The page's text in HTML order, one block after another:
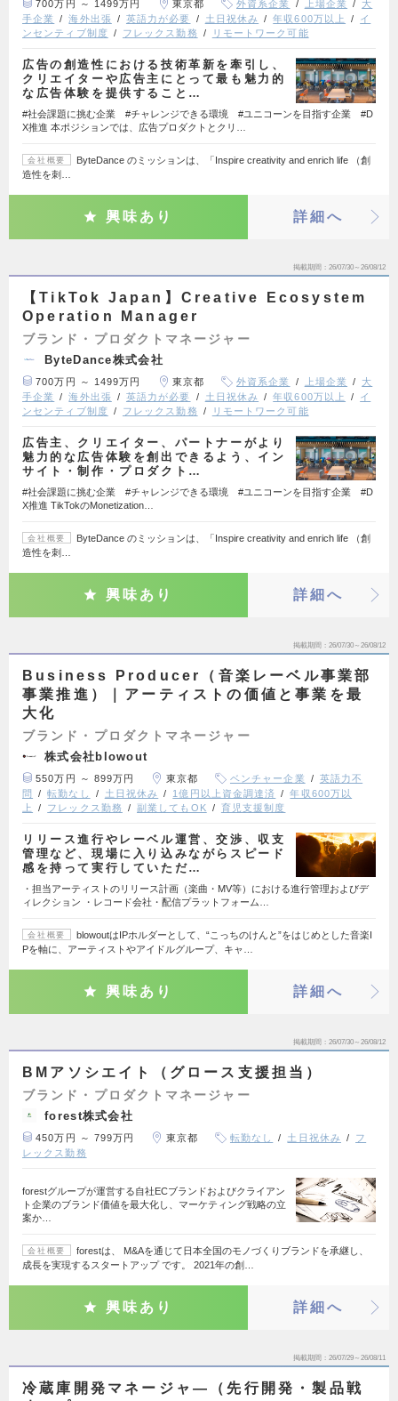
700万円 ～ 1499万円 東京都 外資系企業 上場企業
大
手企業
海外出張 英語力が必要 土日祝休み 年収600万以上
イ
ンセンティブ制度
フレックス勤務 リモートワーク可能
広告の創造性における技術革新を牽引し、
クリエイターや広告主にとって最も魅力的
な広告体験を提供すること…
#社会課題に挑む企業 #チャレンジできる環境 #ユニコーンを目指す企業 #D
X推進 本ポジションでは、広告プロダクトとクリ…
会社概要
ByteDance のミッションは、「Inspire creativity and enrich life （創
造性を刺…
興味あり 詳細へ
掲載期間 26/07/30～26/08/12
【TikTok Japan】Creative Ecosystem
Operation Manager
ブランド・プロダクトマネージャー
ByteDance株式会社
700万円 ～ 1499万円 東京都 外資系企業 上場企業
大
手企業
海外出張 英語力が必要 土日祝休み 年収600万以上
イ
ンセンティブ制度
フレックス勤務 リモートワーク可能
広告主、クリエイター、パートナーがより
魅力的な広告体験を創出できるよう、イン
サイト・制作・プロダクト…
#社会課題に挑む企業 #チャレンジできる環境 #ユニコーンを目指す企業 #D
X推進 TikTokのMonetization…
会社概要
ByteDance のミッションは、「Inspire creativity and enrich life （創
造性を刺…
興味あり 詳細へ
掲載期間 26/07/30～26/08/12
Business Producer（音楽レーベル事業部
事業推進）｜アーティストの価値と事業を最
大化
ブランド・プロダクトマネージャー
株式会社blowout
550万円 ～ 899万円 東京都 ベンチャー企業
英語力不
問
転勤なし 土日祝休み 1億円以上資金調達済
年収600万以
上
フレックス勤務 副業してもOK 育児支援制度
リリース進行やレーベル運営、交渉、収支
管理など、現場に入り込みながらスピード
感を持って実行していただ…
・担当アーティストのリリース計画（楽曲・MV等）における進行管理およびデ
ィレクション ・レコード会社・配信プラットフォーム…
会社概要
blowoutはIPホルダーとして、“こっちのけんと”をはじめとした音楽I
Pを軸に、アーティストやアイドルグループ、キャ…
興味あり 詳細へ
掲載期間 26/07/30～26/08/12
BMアソシエイト（グロース支援担当）
ブランド・プロダクトマネージャー
forest株式会社
450万円 ～ 799万円 東京都 転勤なし 土日祝休み
フ
レックス勤務
forestグループが運営する自社ECブランドおよびクライアン
ト企業のブランド価値を最大化し、マーケティング戦略の立
案か…
会社概要
forestは、 M&Aを通じて日本全国のモノづくりブランドを承継し、
成長を実現するスタートアップ です。 2021年の創…
興味あり 詳細へ
掲載期間 26/07/29～26/08/11
冷蔵庫開発マネージャ―（先行開発・製品戦